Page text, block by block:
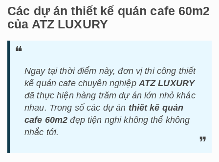
Các dự án thiết kế quán cafe 60m2
của ATZ LUXURY
Ngay tại thời điểm này, đơn vị thi công thiết
kế quán cafe chuyên nghiệp ATZ LUXURY
đã thực hiện hàng trăm dự án lớn nhỏ khác
nhau. Trong số các dự án thiết kế quán
cafe 60m2 đẹp tiện nghi không thể không
nhắc tới.